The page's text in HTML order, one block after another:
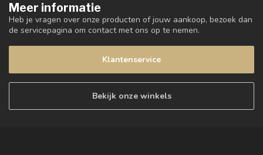
Meer informatie
Heb je vragen over onze producten of jouw aankoop, bezoek dan
de servicepagina om contact met ons op te nemen.
Klantenservice
Bekijk onze winkels